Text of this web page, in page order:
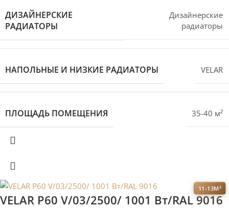
ДИЗАЙНЕРСКИЕ
РАДИАТОРЫ
Дизайнерские
радиаторы
НАПОЛЬНЫЕ И НИЗКИЕ РАДИАТОРЫ VELAR
ПЛОЩАДЬ ПОМЕЩЕНИЯ 35-40 м²
11-13М²
VELAR P60 V/03/2500/ 1001 Bт/RAL 9016